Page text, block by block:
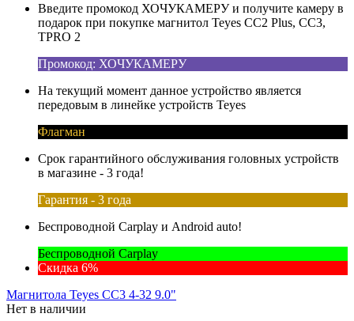
Введите промокод ХОЧУКАМЕРУ и получите камеру в
подарок при покупке магнитол Teyes CC2 Plus, CC3,
TPRO 2
Промокод: ХОЧУКАМЕРУ
На текущий момент данное устройство является
передовым в линейке устройств Teyes
Флагман
Срок гарантийного обслуживания головных устройств
в магазине - 3 года!
Гарантия - 3 года
Беспроводной Carplay и Android auto!
Беспроводной Carplay
Скидка 6%
Магнитола Teyes CC3 4-32 9.0"
Нет в наличии